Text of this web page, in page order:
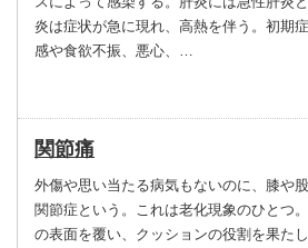
炎は症状が急に現れ、高熱を伴う。初期
感や食欲不振、悪心、…
関節痛
外傷や思い当たる病気もないのに、膝や
関節症という。これは老化現象のひとつ
の表面を覆い、クッションの役割を果た